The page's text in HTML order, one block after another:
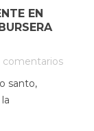
EN
comentarios
santo,